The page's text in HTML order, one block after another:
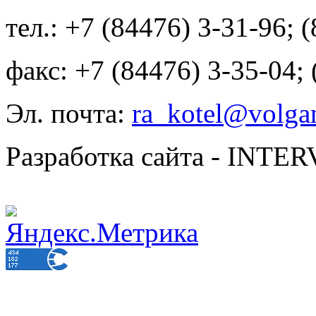
тел.: +7 (84476) 3-31-96;
факс: +7 (84476) 3-35-04;
Эл. почта:
Разработка сайта -